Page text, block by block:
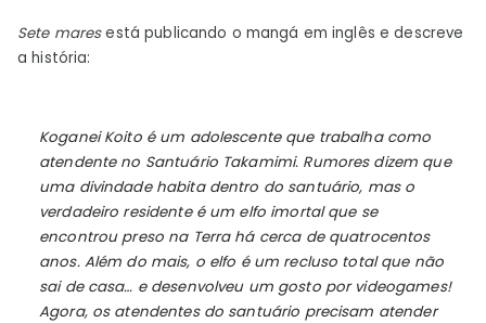
Sete maresestá publicando o mangá em inglês e descreve
a história:
Koganei Koito é um adolescente que trabalha como
atendente no Santuário Takamimi. Rumores dizem que
uma divindade habita dentro do santuário, mas o
verdadeiro residente é um elfo imortal que se
encontrou preso na Terra há cerca de quatrocentos
anos. Além do mais, o elfo é um recluso total que não
sai de casa… e desenvolveu um gosto por videogames!
Agora, os atendentes do santuário precisam atender